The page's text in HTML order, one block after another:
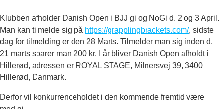
Klubben afholder Danish Open i BJJ gi og NoGi d. 2 og 3 April.
Man kan tilmelde sig på https://grapplingbrackets.com/, sidste
dag for tilmelding er den 28 Marts. Tilmelder man sig inden d.
21 marts sparer man 200 kr. I år bliver Danish Open afholdt i
Hillerød, adressen er ROYAL STAGE, Milnersvej 39, 3400
Hillerød, Danmark.
Derfor vil konkurrenceholdet i den kommende fremtid være